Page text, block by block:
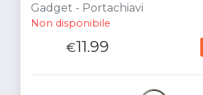
Gadget - Portachiavi
Non disponibile
€11.99